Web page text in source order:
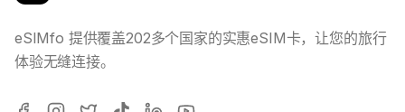
eSIMfo 提供覆盖202多个国家的实惠eSIM卡，让您的旅行
体验无缝连接。